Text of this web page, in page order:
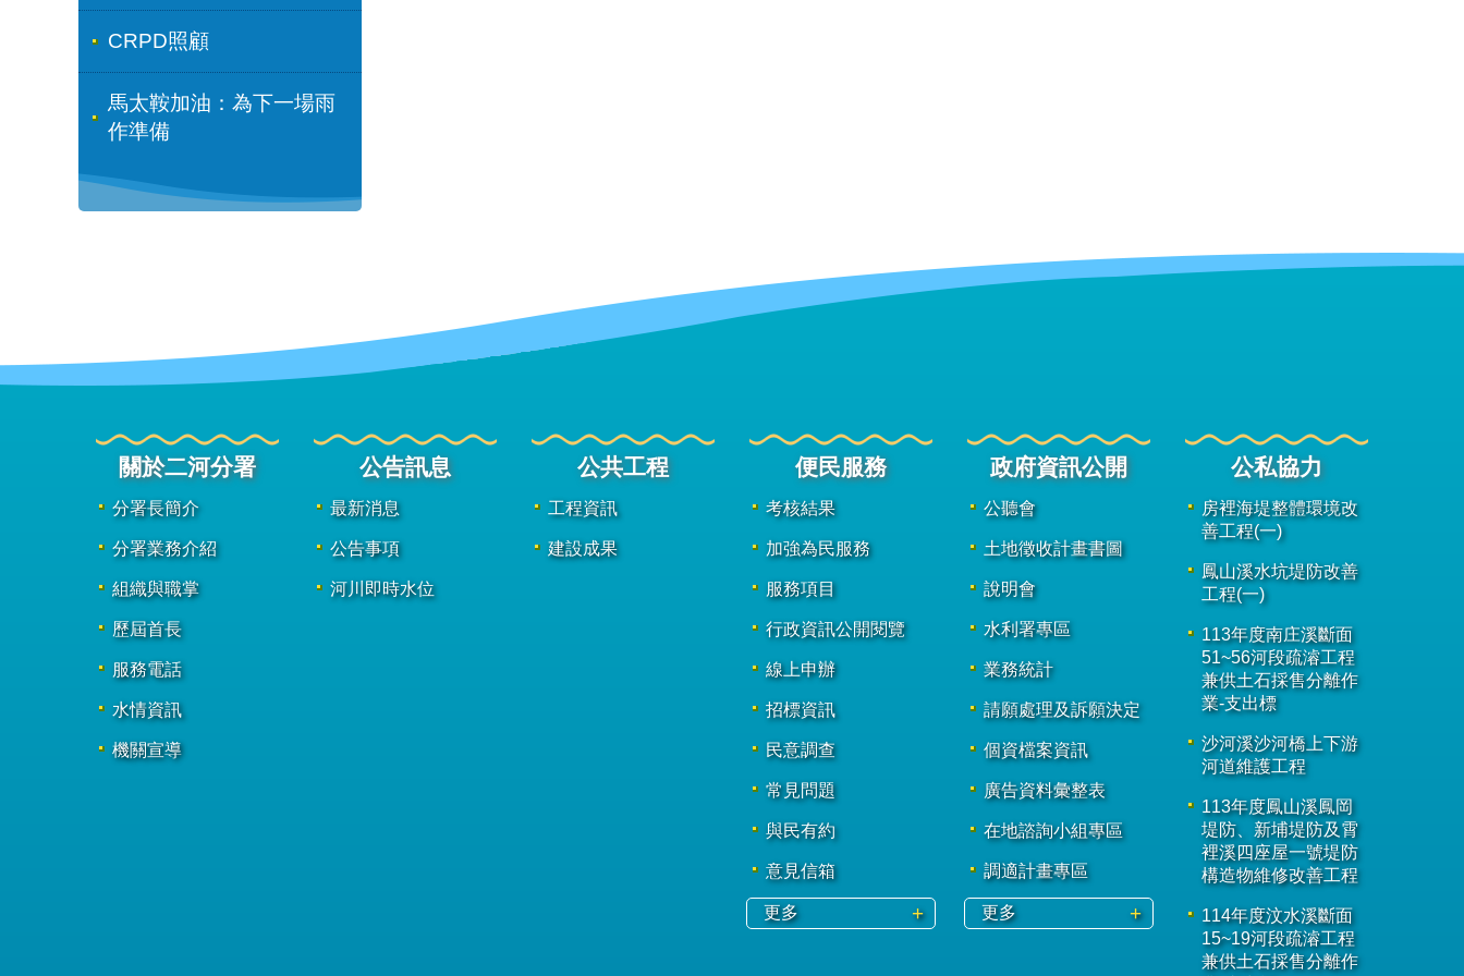
CRPD照顧
馬太鞍加油：為下一場雨
作準備
關於二河分署
分署長簡介
分署業務介紹
組織與職掌
歷屆首長
服務電話
水情資訊
機關宣導
公告訊息
最新消息
公告事項
河川即時水位
公共工程
工程資訊
建設成果
便民服務
考核結果
加強為民服務
服務項目
行政資訊公開閱覽
線上申辦
招標資訊
民意調查
常見問題
與民有約
意見信箱
更多
政府資訊公開
公聽會
土地徵收計畫書圖
說明會
水利署專區
業務統計
請願處理及訴願決定
個資檔案資訊
廣告資料彙整表
在地諮詢小組專區
調適計畫專區
更多
公私協力
房裡海堤整體環境改
善工程(一)
鳳山溪水坑堤防改善
工程(一)
113年度南庄溪斷面
51~56河段疏濬工程
兼供土石採售分離作
業-支出標
沙河溪沙河橋上下游
河道維護工程
113年度鳳山溪鳳岡
堤防、新埔堤防及霄
裡溪四座屋一號堤防
構造物維修改善工程
114年度汶水溪斷面
15~19河段疏濬工程
兼供土石採售分離作